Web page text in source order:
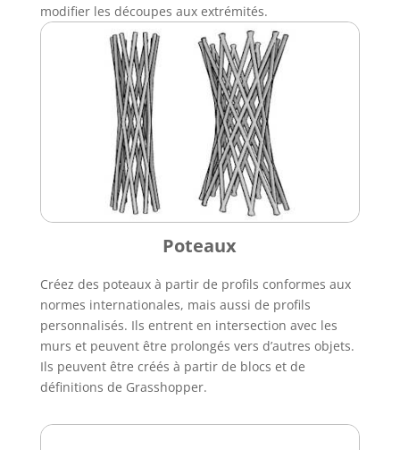
modifier les découpes aux extrémités.
Poteaux
Créez des poteaux à partir de profils conformes aux
normes internationales, mais aussi de profils
personnalisés. Ils entrent en intersection avec les
murs et peuvent être prolongés vers d’autres objets.
Ils peuvent être créés à partir de blocs et de
définitions de Grasshopper.